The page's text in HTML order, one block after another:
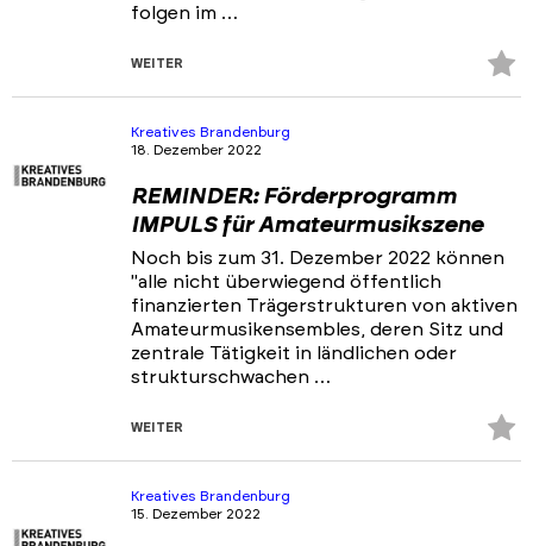
folgen im …
WEITER
Kreatives Brandenburg
18. Dezember 2022
REMINDER: Förderprogramm
IMPULS für Amateurmusikszene
Noch bis zum 31. Dezember 2022 können
"alle nicht überwiegend öffentlich
finanzierten Trägerstrukturen von aktiven
Amateurmusikensembles, deren Sitz und
zentrale Tätigkeit in ländlichen oder
strukturschwachen …
WEITER
Kreatives Brandenburg
15. Dezember 2022